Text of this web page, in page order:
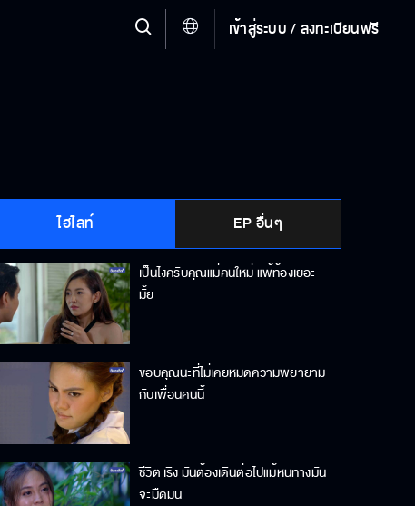
เข้าสู่ระบบ / ลงทะเบียนฟรี
ไฮไลท์ EP อื่นๆ
เป็นไงครับคุณแม่คนใหม่ แพ้ท้องเยอะ
มั้ย
ขอบคุณนะที่ไม่เคยหมดความพยายาม
กับเพื่อนคนนี้
ชีวิต เริง มันต้องเดินต่อไปแม้หนทางมัน
จะมืดมน